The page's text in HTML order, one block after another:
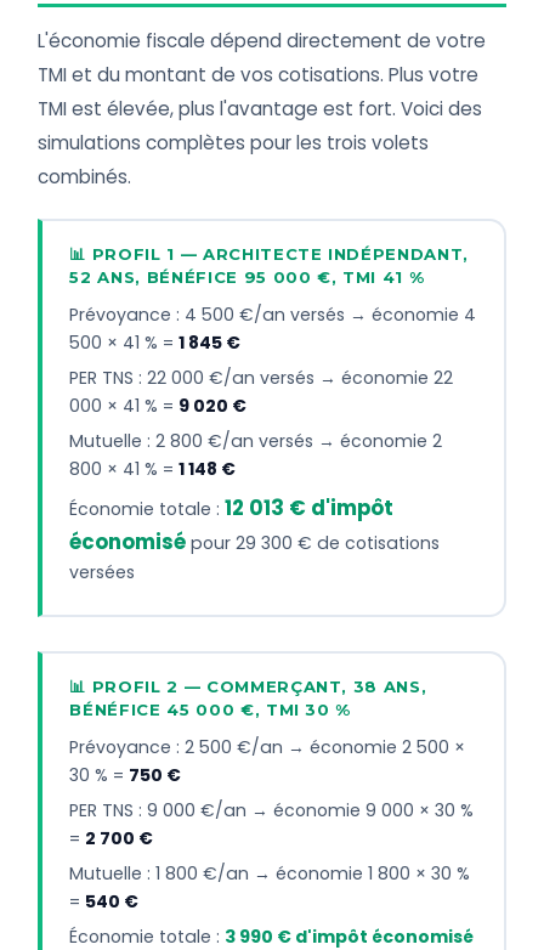
L'économie fiscale dépend directement de votre
TMI et du montant de vos cotisations. Plus votre
TMI est élevée, plus l'avantage est fort. Voici des
simulations complètes pour les trois volets
combinés.
📊 PROFIL 1 — ARCHITECTE INDÉPENDANT,
52 ANS, BÉNÉFICE 95 000 €, TMI 41 %
Prévoyance : 4 500 €/an versés → économie 4
500 × 41 % =1 845 €
PER TNS : 22 000 €/an versés → économie 22
000 × 41 % = 9 020 €
Mutuelle : 2 800 €/an versés → économie 2
800 × 41 % =1 148 €
Économie totale :12 013 € d'impôt
économisé pour 29 300 € de cotisations
versées
📊 PROFIL 2 — COMMERÇANT, 38 ANS,
BÉNÉFICE 45 000 €, TMI 30 %
Prévoyance : 2 500 €/an → économie 2 500 ×
30 % = 750 €
PER TNS : 9 000 €/an → économie 9 000 × 30 %
= 2 700 €
Mutuelle : 1 800 €/an → économie 1 800 × 30 %
= 540 €
Économie totale : 3 990 € d'impôt économisé